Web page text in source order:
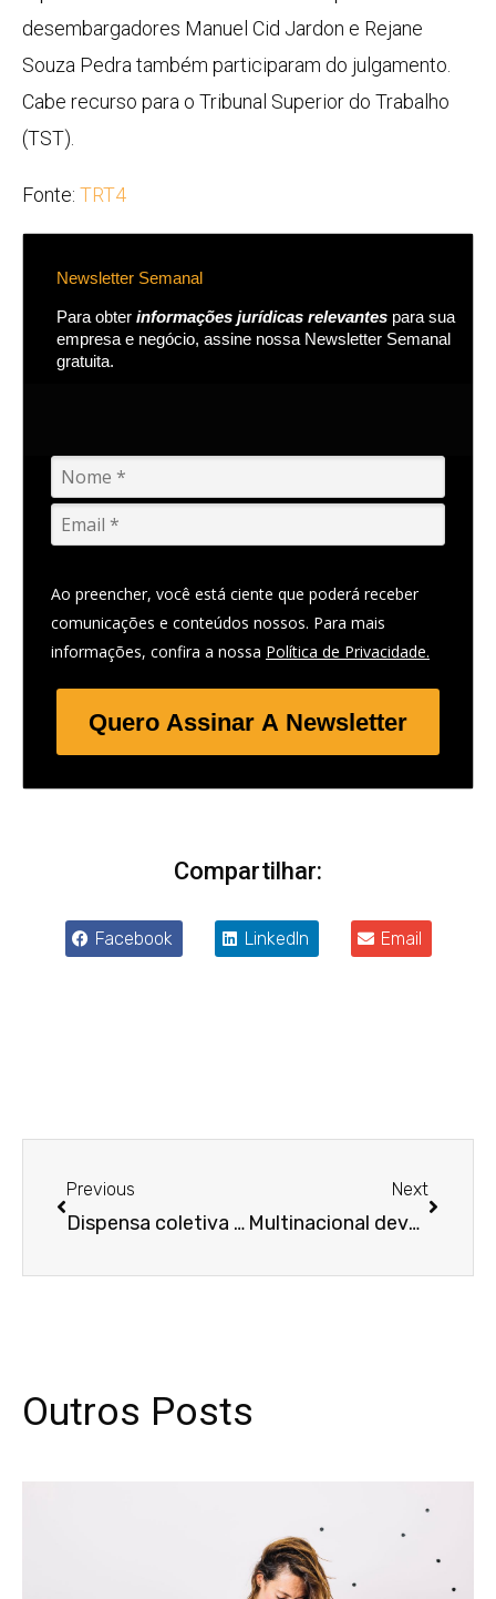
desembargadores Manuel Cid Jardon e Rejane
Souza Pedra também participaram do julgamento.
Cabe recurso para o Tribunal Superior do Trabalho
(TST).
Fonte: TRT4
Newsletter Semanal
Para obter informações jurídicas relevantes para sua
empresa e negócio, assine nossa Newsletter Semanal
gratuita.
Ao preencher, você está ciente que poderá receber
comunicações e conteúdos nossos. Para mais
informações, confira a nossa Política de Privacidade.
Quero Assinar A Newsletter
Compartilhar:
Facebook LinkedIn Email
Previous
Dispensa coletiva deve ser adotada em último caso, reforça MPT
Next
Multinacional deve indenização por consultar informações creditícias em processo seletivo
Outros Posts